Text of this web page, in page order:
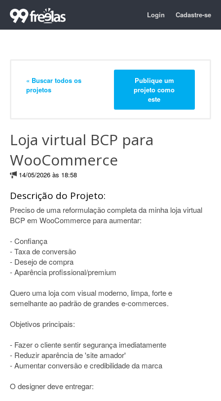
Login Cadastre-se
« Buscar todos os
projetos
Publique um
projeto como
este
Loja virtual BCP para
WooCommerce
14/05/2026 às 18:58
Descrição do Projeto:
Preciso de uma reformulação completa da minha loja virtual
BCP em WooCommerce para aumentar:
- Confiança
- Taxa de conversão
- Desejo de compra
- Aparência profissional/premium
Quero uma loja com visual moderno, limpa, forte e
semelhante ao padrão de grandes e-commerces.
Objetivos principais:
- Fazer o cliente sentir segurança imediatamente
- Reduzir aparência de 'site amador'
- Aumentar conversão e credibilidade da marca
O designer deve entregar: